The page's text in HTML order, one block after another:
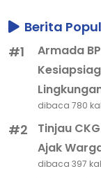
Berita
#1
Armada
dibaca 780
#2
Tinjau
Ajak
dibaca 397